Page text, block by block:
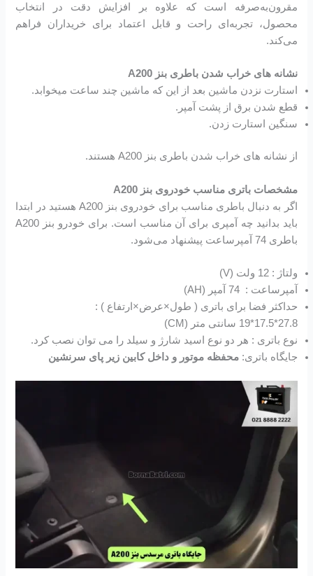
مقرون‌به‌صرفه است که علاوه بر افزایش دقت در انتخاب
محصول، تجربه‌ای راحت و قابل اعتماد برای خریداران فراهم
می‌کند.
نشانه های خراب شدن باطری بنز A200
استارت نزدن ماشین بعد از این که ماشین چند ساعت میخوابد.
قطع شدن برق از پشت آمپر.
سنگین استارت زدن.
از نشانه های خراب شدن باطری بنز A200 هستند.
مشخصات باتری مناسب خودروی بنز A200
اگر به دنبال باطری مناسب برای خودروی بنز A200 هستید در ابتدا
باید بدانید چه آمپری برای آن مناسب است. برای خودرو بنز A200
باطری 74 آمپرساعت پیشنهاد می‌شود.
ولتاژ : 12 ولت (V)
آمپرساعت : 74 آمپر (AH)
حداکثر فضا برای باتری ( طول×عرض×ارتفاع ) :
27.8*17.5*19 سانتی متر (CM)
نوع باتری : هر دو نوع اسید شارژ و سیلد را می توان نصب کرد.
جایگاه باتری:‌محفظه موتور و داخل کابین زیر پای سرنشین